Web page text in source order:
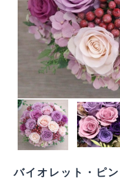
バイオレット・ピ